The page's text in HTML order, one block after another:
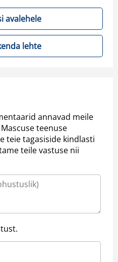
avalehele
lehte
annavad meile
teenuse
teie tagasiside kindlasti
teile vastuse nii